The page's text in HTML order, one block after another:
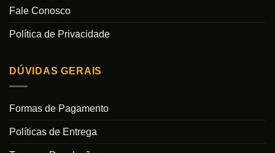
Fale Conosco
Política de Privacidade
DÚVIDAS GERAIS
Formas de Pagamento
Políticas de Entrega